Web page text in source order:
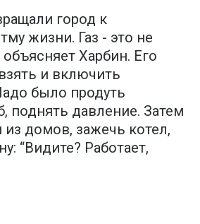
город к
жизни. Газ - это не
Харбин. Его
и включить
было продуть
поднять давление. Затем
домов, зажечь котел,
“Видите? Работает,